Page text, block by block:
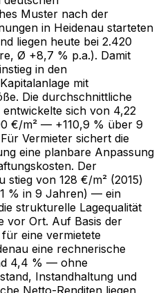
Muster nach der
in Heidenau starteten
liegen heute bei 2.420
Ø +8,7 % p.a.). Damit
in den
mit
Die durchschnittliche
sich von 4,22
€/m² — +110,9 % über 9
Vermieter sichert die
eine planbare Anpassung
Der
stieg von 128 €/m² (2015)
% in 9 Jahren) — ein
strukturelle Lagequalität
vor Ort. Auf Basis der
eine vermietete
eine rechnerische
4,4 % — ohne
Instandhaltung und
Netto-Renditen liegen